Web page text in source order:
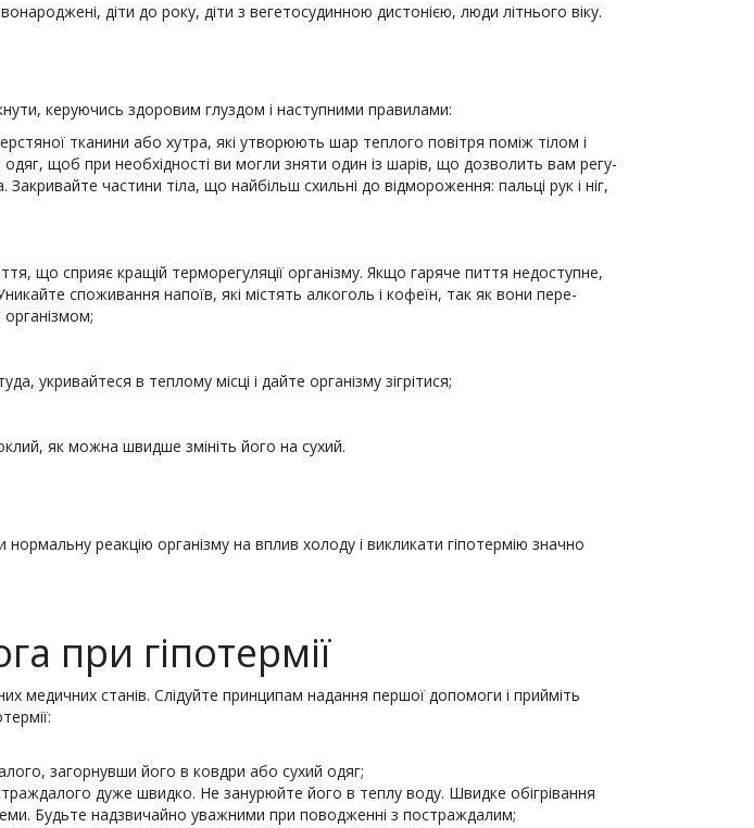
діти до року, діти з вегетосудинною дистонією, люди літнього віку.
керуючись здоровим глуздом і наступними пра­вилами:
тка­нини або хутра, які утворюють шар теплого повітря поміж тілом і
щоб при необхідності ви могли зняти один із шарів, що дозволить вам регу­
частини тіла, що найбільш схильні до відмо­роження: пальці рук і ніг,
що сприяє кращій терморегуляції організму. Якщо га­ряче пиття недоступне,
споживання напоїв, які містять алкоголь і кофеїн, так як вони пере­
укривай­теся в теплому місці і дайте організму зігрі­тися;
як мож­на швидше змініть його на сухий.
реакцію організму на вплив холоду і викликати гіпотермію значно
при гіпотермії
ме­дичних станів. Слідуйте принципам надання першої допомоги і прийміть
загорну­вши його в ковдри або сухий одяг;
дуже швидко. Не занурюйте його в теплу во­ду. Швидке обігрівання
Будьте надзвичайно уважни­ми при поводженні з постраждалим;